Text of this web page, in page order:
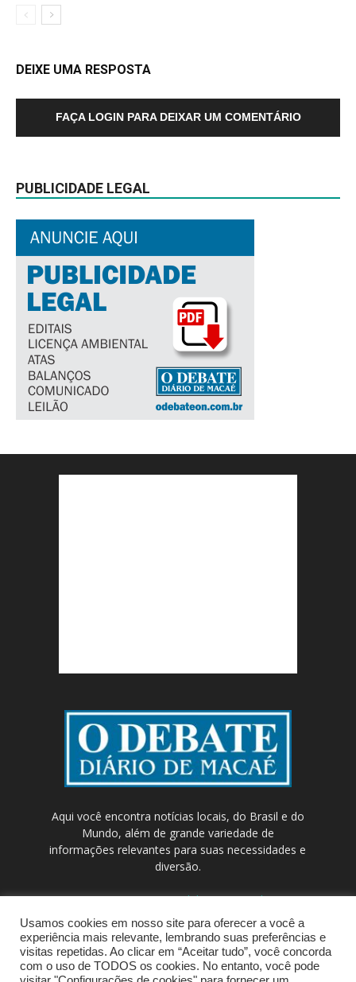
DEIXE UMA RESPOSTA
FAÇA LOGIN PARA DEIXAR UM COMENTÁRIO
PUBLICIDADE LEGAL
Aqui você encontra notícias locais, do Brasil e do
Mundo, além de grande variedade de
informações relevantes para suas necessidades e
diversão.
Contato:contato@odebateon.com.br /
comercia@odebateon.com.br
Usamos cookies em nosso site para oferecer a você a
experiência mais relevante, lembrando suas preferências e
visitas repetidas. Ao clicar em “Aceitar tudo”, você concorda
com o uso de TODOS os cookies. No entanto, você pode